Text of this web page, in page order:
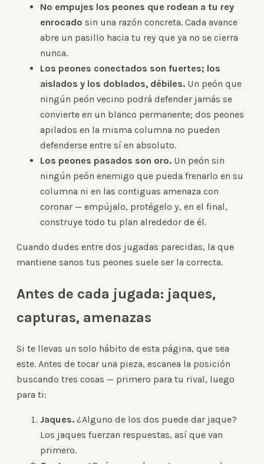
No empujes los peones que rodean a tu rey
enrocado sin una razón concreta. Cada avance
abre un pasillo hacia tu rey que ya no se cierra
nunca.
Los peones conectados son fuertes; los
aislados y los doblados, débiles. Un peón que
ningún peón vecino podrá defender jamás se
convierte en un blanco permanente; dos peones
apilados en la misma columna no pueden
defenderse entre sí en absoluto.
Los peones pasados son oro. Un peón sin
ningún peón enemigo que pueda frenarlo en su
columna ni en las contiguas amenaza con
coronar — empújalo, protégelo y, en el final,
construye todo tu plan alrededor de él.
Cuando dudes entre dos jugadas parecidas, la que
mantiene sanos tus peones suele ser la correcta.
Antes de cada jugada: jaques,
capturas, amenazas
Si te llevas un solo hábito de esta página, que sea
este. Antes de tocar una pieza, escanea la posición
buscando tres cosas — primero para tu rival, luego
para ti:
Jaques. ¿Alguno de los dos puede dar jaque?
Los jaques fuerzan respuestas, así que van
primero.